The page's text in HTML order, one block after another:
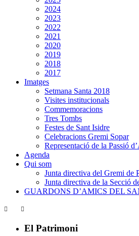
2024
2023
2022
2021
2020
2019
2018
2017
Imatges
Setmana Santa 2018
Visites institucionals
Commemoracions
Tres Tombs
Festes de Sant Isidre
Celebracions Gremi Sopar
Representació de la Passió
Agenda
Qui som
Junta directiva del Gremi de
Junta directiva de la Secció
GUARDONS D’AMICS DEL
El Patrimoni